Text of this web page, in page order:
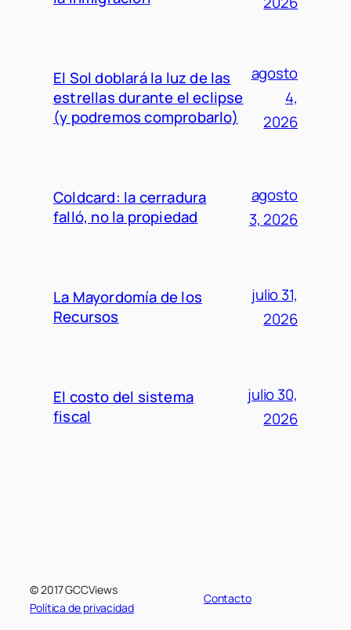
El Sol doblará la luz de las
estrellas durante el eclipse
(y podremos comprobarlo)
agosto
4,
2026
Coldcard: la cerradura
falló, no la propiedad
agosto
3, 2026
La Mayordomía de los
Recursos
julio 31,
2026
El costo del sistema
fiscal
julio 30,
2026
© 2017 GCCViews
Política de privacidad
Contacto